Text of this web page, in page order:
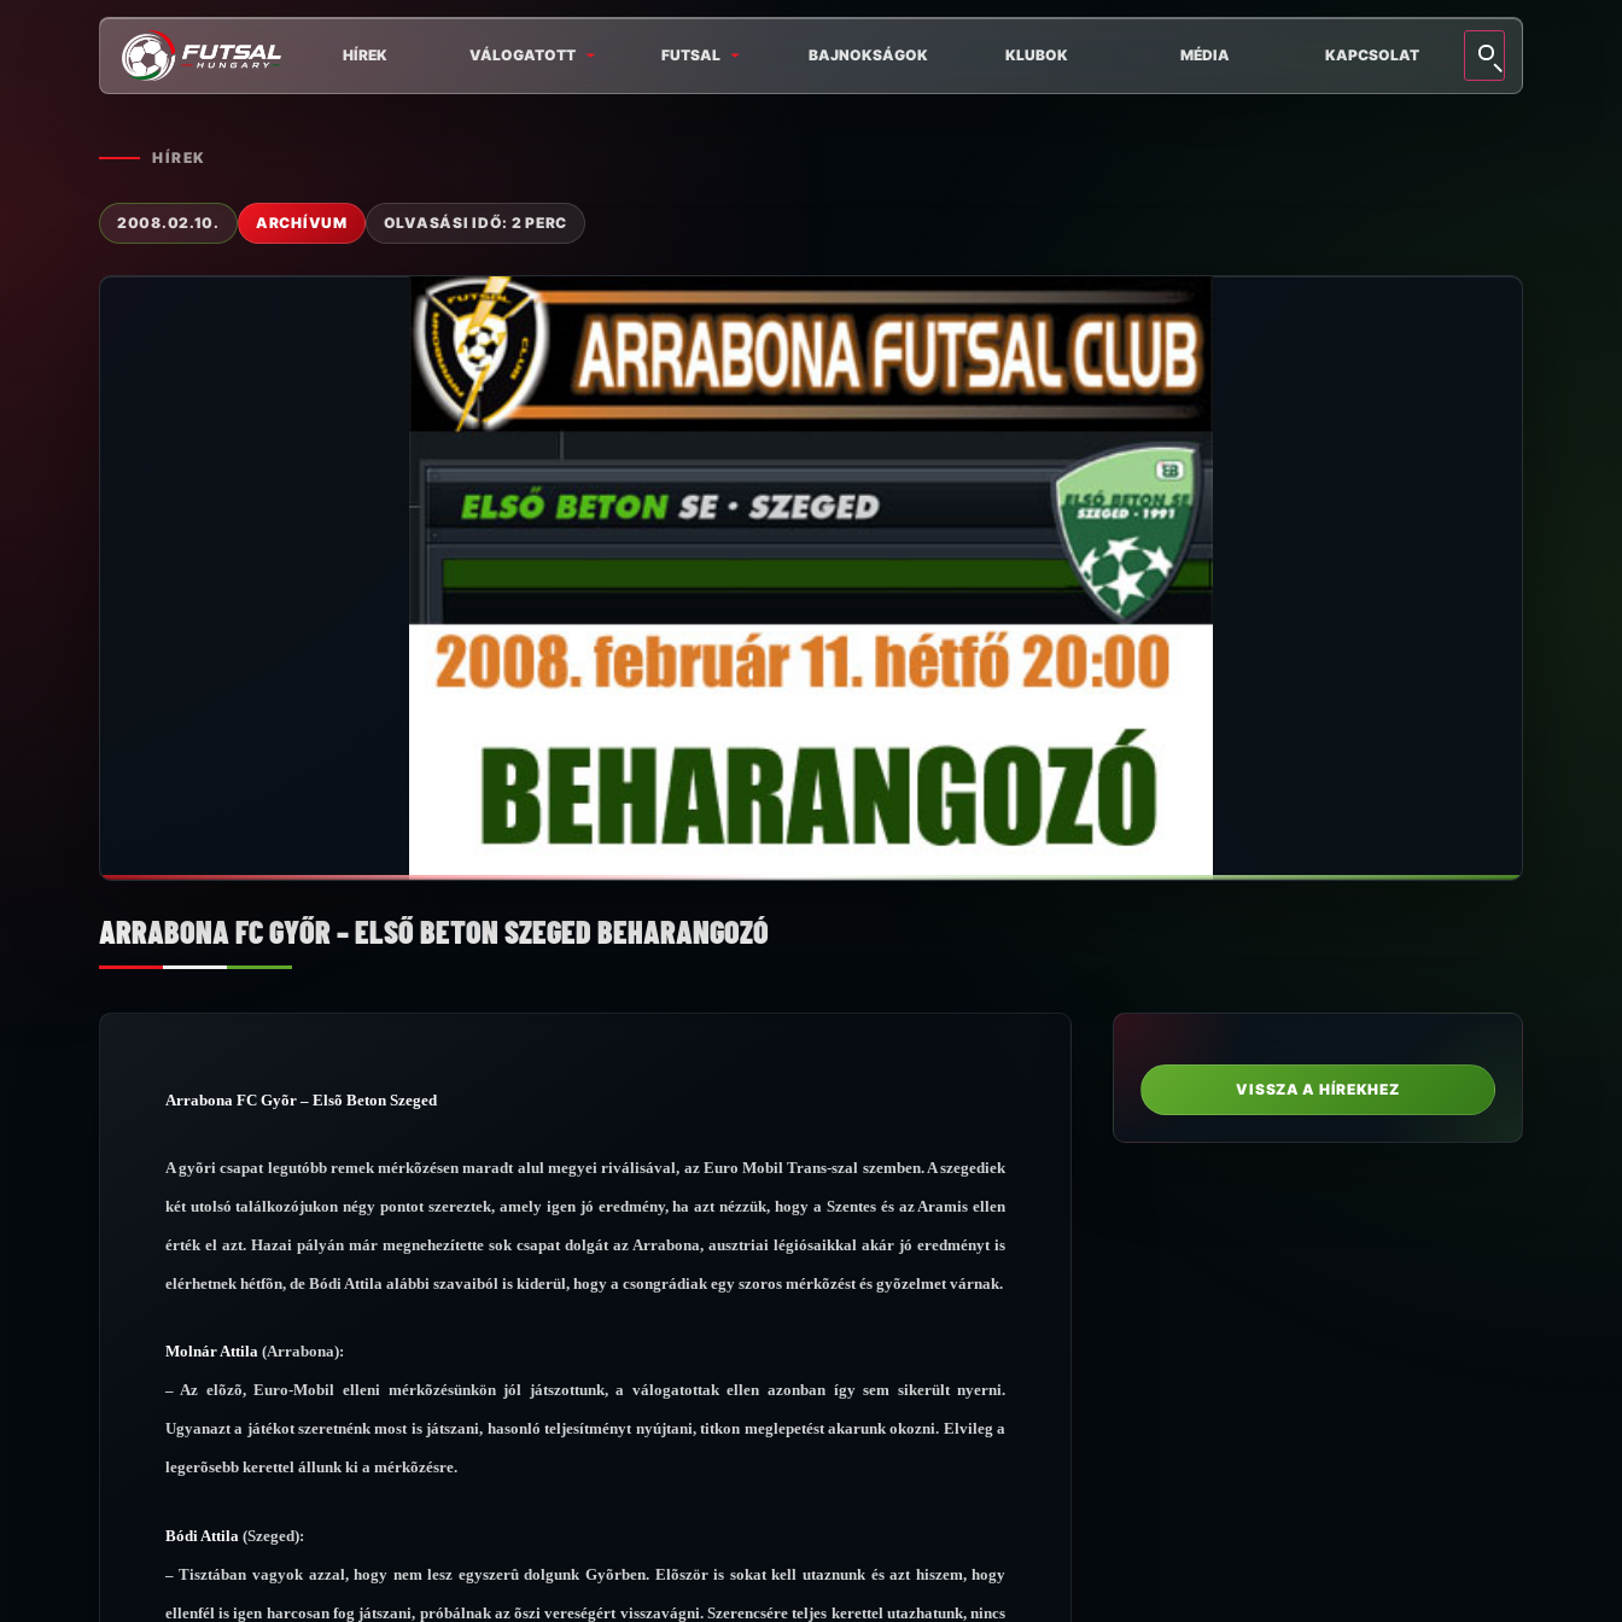
HÍREK VÁLOGATOTT FUTSAL BAJNOKSÁGOK KLUBOK MÉDIA KAPCSOLAT
HÍREK
2008.02.10. ARCHÍVUM OLVASÁSI IDŐ: 2 PERC
ARRABONA FC GYŐR – ELSŐ BETON SZEGED BEHARANGOZÓ
Arrabona FC Gyõr – Elsõ Beton Szeged
A gyõri csapat legutóbb remek mérkõzésen maradt alul megyei riválisával, az Euro Mobil Trans-szal szemben. A szegediek
két utolsó találkozójukon négy pontot szereztek, amely igen jó eredmény, ha azt nézzük, hogy a Szentes és az Aramis ellen
érték el azt. Hazai pályán már megnehezítette sok csapat dolgát az Arrabona, ausztriai légiósaikkal akár jó eredményt is
elérhetnek hétfõn, de Bódi Attila alábbi szavaiból is kiderül, hogy a csongrádiak egy szoros mérkõzést és gyõzelmet várnak.
Molnár Attila(Arrabona):
– Az elõzõ, Euro-Mobil elleni mérkõzésünkön jól játszottunk, a válogatottak ellen azonban így sem sikerült nyerni.
Ugyanazt a játékot szeretnénk most is játszani, hasonló teljesítményt nyújtani, titkon meglepetést akarunk okozni. Elvileg a
legerõsebb kerettel állunk ki a mérkõzésre.
Bódi Attila (Szeged):
– Tisztában vagyok azzal, hogy nem lesz egyszerû dolgunk Gyõrben. Elõször is sokat kell utaznunk és azt hiszem, hogy
ellenfél is igen harcosan fog játszani, próbálnak az õszi vereségért visszavágni. Szerencsére teljes kerettel utazhatunk, nincs
VISSZA A HÍREKHEZ